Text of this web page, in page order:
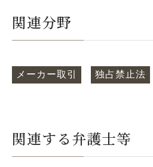
関連分野
メーカー取引 独占禁止法
関連する弁護士等